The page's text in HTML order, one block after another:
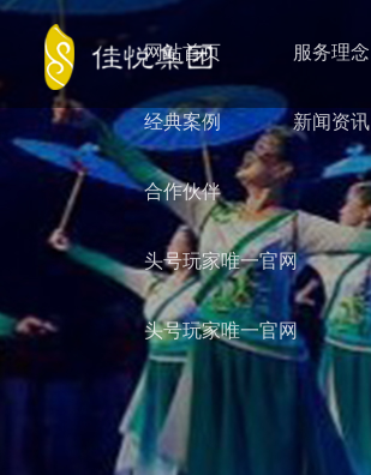
网站首页 服务理念
经典案例 新闻资讯
合作伙伴
头号玩家唯一官网
头号玩家唯一官网